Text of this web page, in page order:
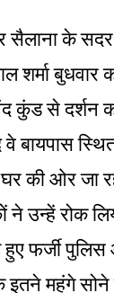
के सदर
शर्मा बुधवार
कुंड से
बायपास
की ओर जा
ने उन्हें रोक
फर्जी
इतने महंगे